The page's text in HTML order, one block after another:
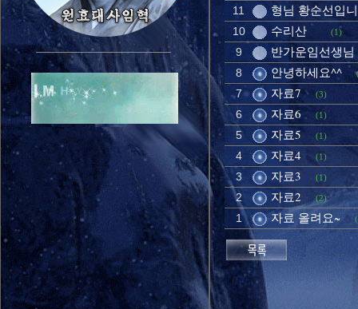
11 형님 황순선입
10 수리산 (1)
9 반가운임선생님
8 안녕하세요^^
7 자료7 (3)
6 자료6 (1)
5 자료5 (1)
4 자료4 (1)
3 자료3 (1)
2 자료2 (2)
1 자료 올려요~